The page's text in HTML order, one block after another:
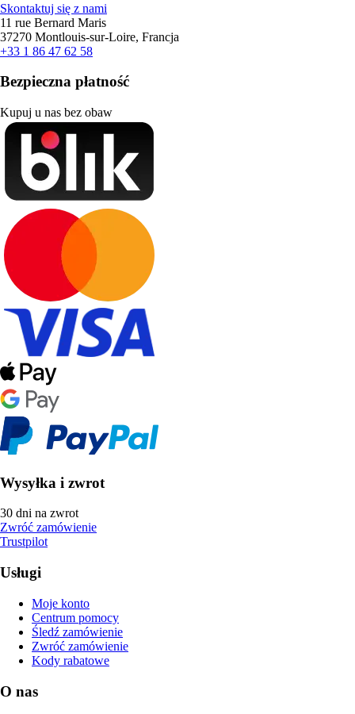
Skontaktuj się z nami
11 rue Bernard Maris
37270 Montlouis-sur-Loire, Francja
+33 1 86 47 62 58
Bezpieczna płatność
Kupuj u nas bez obaw
Wysyłka i zwrot
30 dni na zwrot
Zwróć zamówienie
Trustpilot
Usługi
Moje konto
Centrum pomocy
Śledź zamówienie
Zwróć zamówienie
Kody rabatowe
O nas